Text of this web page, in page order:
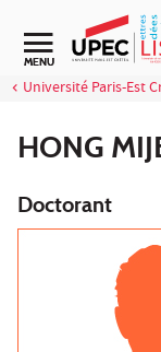
Aller au contenu
Navigation
MENU
Université Paris-Est
HONG
Doctorant